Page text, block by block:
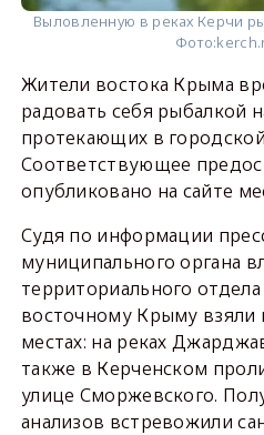
Выловленную в реках Керчи
Фото:
Жители востока Крыма
радовать себя рыбалкой
протекающих в
Соответствующее
опубликовано на сайте
Судя по информации
муниципального органа
территориального
восточному Крыму
местах: на реках
также в Керченском
улице Сморжевского.
анализов встревожили